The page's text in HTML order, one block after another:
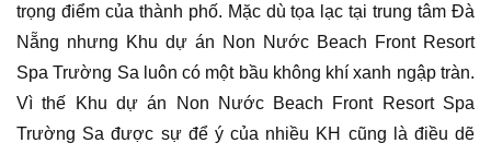
trọng điểm của thành phố. Mặc dù tọa lạc tại trung tâm Đà
Nẵng nhưng Khu dự án Non Nước Beach Front Resort
Spa Trường Sa luôn có một bầu không khí xanh ngập tràn.
Vì thế Khu dự án Non Nước Beach Front Resort Spa
Trường Sa được sự để ý của nhiều KH cũng là điều dẽ